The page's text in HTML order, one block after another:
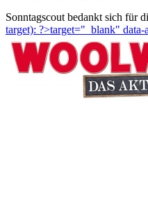
Sonntagscout bedankt sich für
target): ?>target="_blank"